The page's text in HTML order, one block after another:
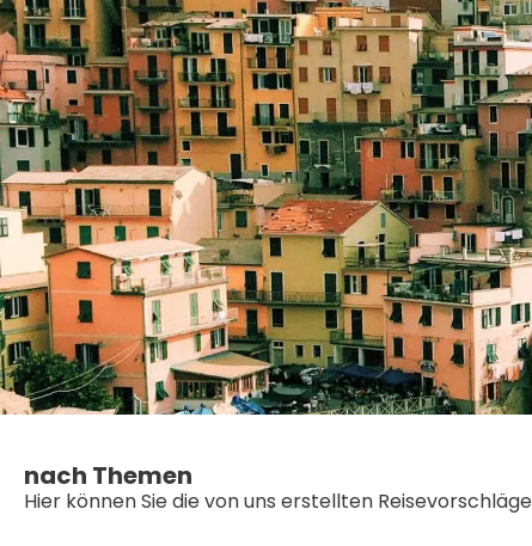
nach Themen
Hier können Sie die von uns erstellten